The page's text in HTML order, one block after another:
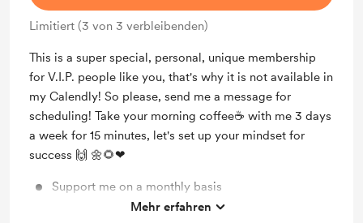
Limitiert (3 von 3 verbleibenden)
This is a super special, personal, unique membership
for V.I.P. people like you, that's why it is not available in
my Calendly! So please, send me a message for
scheduling! Take your morning coffee☕ with me 3 days
a week for 15 minutes, let's set up your mindset for
success 🙌 🌼🌻❤
Support me on a monthly basis
Unlock exclusive posts and messages
Mehr erfahren